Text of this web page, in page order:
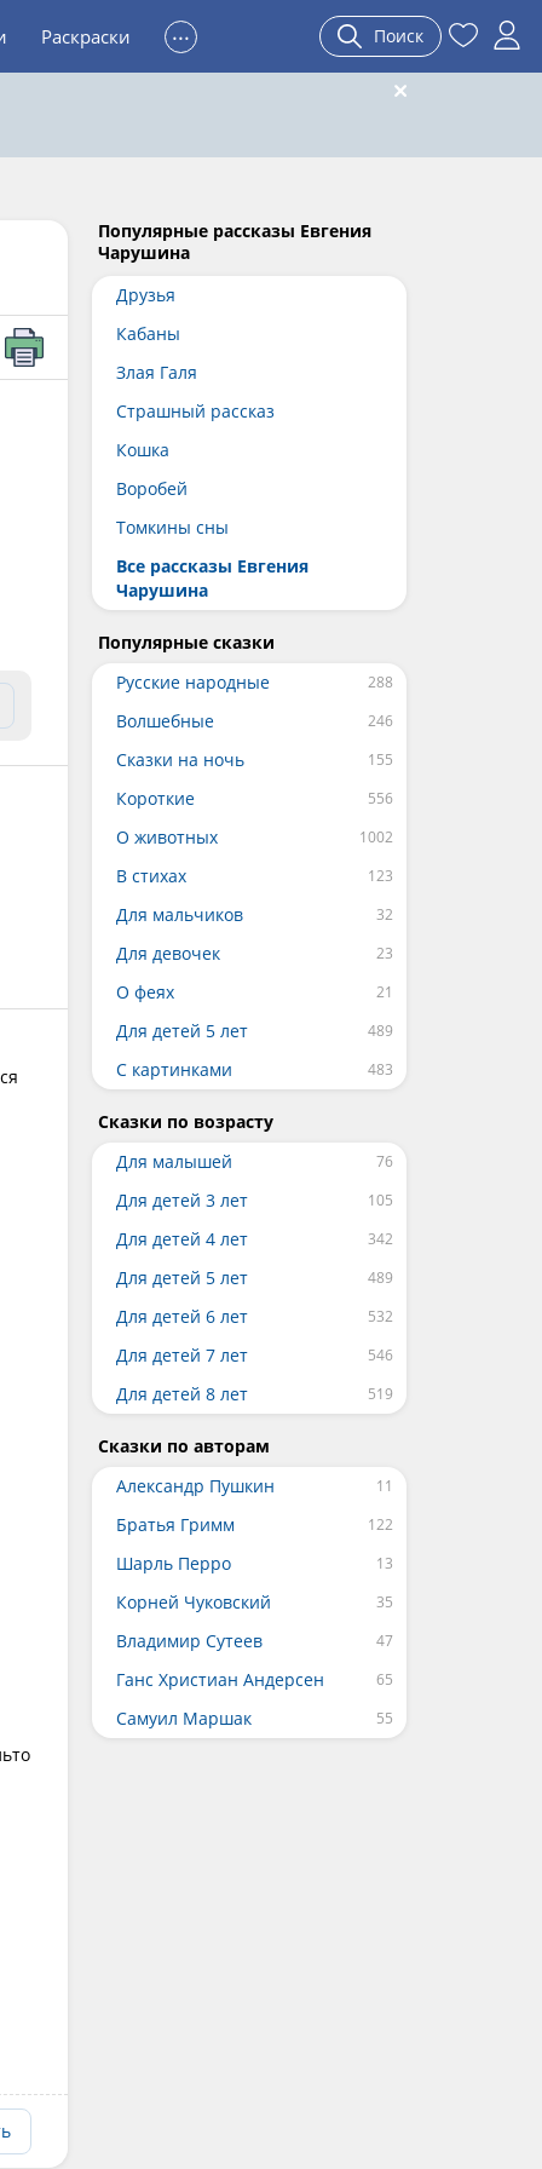
Раскраски ... Поиск
Популярные рассказы Евгения
Чарушина
Друзья
Кабаны
Злая Галя
Страшный рассказ
Кошка
Воробей
Томкины сны
Все рассказы Евгения
Чарушина
Популярные сказки
Русские народные
Волшебные
Сказки на ночь
Короткие
О животных
В стихах
Для мальчиков
Для девочек
О феях
Для детей 5 лет
С картинками
Сказки по возрасту
Для малышей
Для детей 3 лет
Для детей 4 лет
Для детей 5 лет
Для детей 6 лет
Для детей 7 лет
Для детей 8 лет
Сказки по авторам
Александр Пушкин
Братья Гримм
Шарль Перро
Корней Чуковский
Владимир Сутеев
Ганс Христиан Андерсен
Самуил Маршак